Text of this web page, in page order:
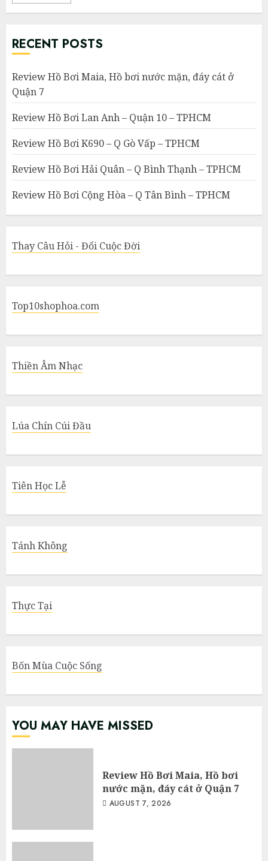
RECENT POSTS
Review Hồ Bơi Maia, Hồ bơi nước mặn, đáy cát ở
Quận 7
Review Hồ Bơi Lan Anh – Quận 10 – TPHCM
Review Hồ Bơi K690 – Q Gò Vấp – TPHCM
Review Hồ Bơi Hải Quân – Q Bình Thạnh – TPHCM
Review Hồ Bơi Cộng Hòa – Q Tân Bình – TPHCM
Thay Câu Hỏi - Đổi Cuộc Đời
Top10shophoa.com
Thiền Âm Nhạc
Lúa Chín Cúi Đầu
Tiên Học Lễ
Tánh Không
Thực Tại
Bốn Mùa Cuộc Sống
YOU MAY HAVE MISSED
Review Hồ Bơi Maia, Hồ bơi
nước mặn, đáy cát ở Quận 7
AUGUST 7, 2026